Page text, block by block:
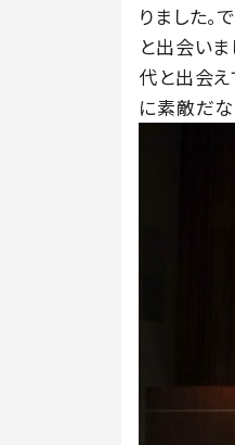
りました
と出会い
代と出会え
に素敵だな